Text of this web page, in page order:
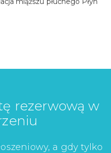
rezerwową w
a gdy tylko